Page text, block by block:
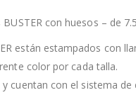
con huesos – de
están estampados con
color por cada talla.
cuentan con el sistema de